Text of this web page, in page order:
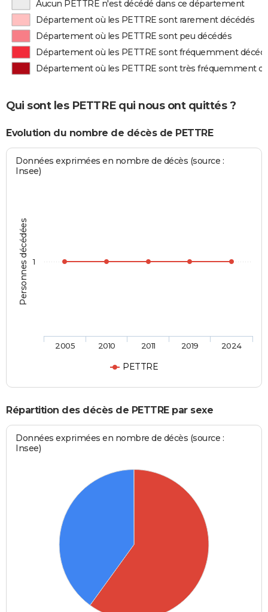
Aucun PETTRE n'est décédé dans ce département
Département où les PETTRE sont rarement décédés
Département où les PETTRE sont peu décédés
Département où les PETTRE sont fréquemment
Département où les PETTRE sont très fréquemment
Qui sont les PETTRE qui nous ont quittés ?
Evolution du nombre de décès de PETTRE
Personnes décédées
Données exprimées en nombre de décès (source :
Insee)
PETTRE
2005 2010 2011 2019 2024
1
Répartition des décès de PETTRE par sexe
Données exprimées en nombre de décès (source :
Insee)